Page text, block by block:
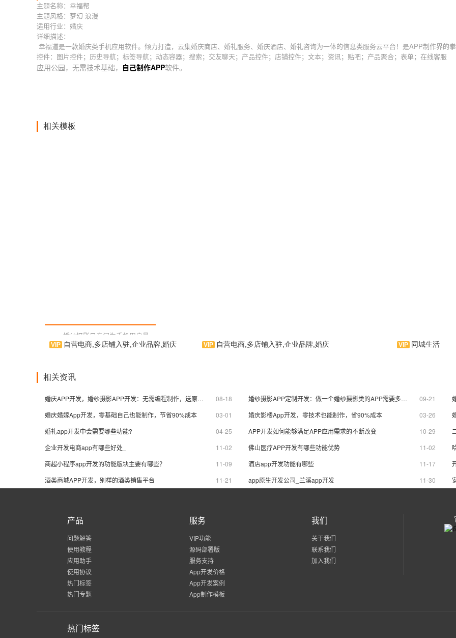
主题名称：幸福帮
主题风格：梦幻 浪漫
适用行业：婚庆
详细描述：
幸福道是一款婚庆类手机应用软件。倾力打造，云集婚庆商店、婚礼服务、婚庆酒店、婚礼咨询为一体的信息类服务云平台！是APP制作界的拳
控件：图片控件；历史导航；标签导航；动态容器；搜索；交友聊天；产品控件；店铺控件；文本；资讯；贴吧；产品聚合；表单；在线客服
应用公园，无需技术基础， 自己制作APP软件。
相关模板
婚纱摄影是专门为手机用户量
身订制的婚纱摄影商家手机应用软
吧、在线商城等功能，提供优良的
中，体验到我们作为APP制作运行
自营电商,多店铺入驻,企业品牌,婚庆
的信息类服务云平台！是APP制作
自营电商,多店铺入驻,企业品牌,婚庆
云平台！是APP制作界的拳头产
同城生活
相关资讯
婚庆APP开发，婚纱摄影APP开发：无需编程制作，送原生APP模板 08-18 婚纱摄影APP定制开发：做一个婚纱摄影类的APP需要多少钱? 送模板 09-21
婚庆婚嫁App开发，零基础自己也能制作，节省90%成本
03-01 婚庆影楼App开发，零技术也能制作，省90%成本 03-26
婚礼app开发中会需要哪些功能?
04-25 APP开发如何能够满足APP应用需求的不断改变 10-29
企业开发电商app有哪些好处_
11-02 佛山医疗APP开发有哪些功能优势 11-02
商超小程序app开发的功能版块主要有哪些？
11-09 酒店app开发功能有哪些 11-17
酒类商城APP开发，别样的酒类销售平台
11-21 app原生开发公司_兰溪app开发 11-30
产品
问题解答
使用教程
应用助手
使用协议
热门标签
热门专题
服务
VIP功能
源码部署版
服务支持
App开发价格
App开发案例
App制作模板
我们
关于我们
联系我们
加入我们
热门标签